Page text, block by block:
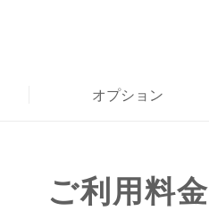
オプション
ご利用料金